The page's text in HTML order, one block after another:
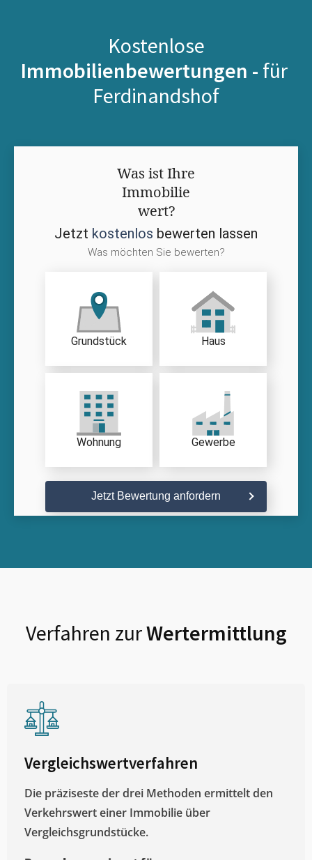
Kostenlose
Immobilienbewertungen - für
Ferdinandshof
Was ist Ihre
Immobilie
wert?
Jetzt kostenlos bewerten lassen
Was möchten Sie bewerten?
Grundstück Haus
Wohnung Gewerbe
Jetzt Bewertung anfordern
Verfahren zurWertermittlung
Vergleichswertverfahren
Die präziseste der drei Methoden ermittelt den
Verkehrswert einer Immobilie über
Vergleichsgrundstücke.